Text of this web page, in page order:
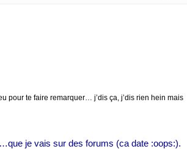
pour te faire remarquer… j’dis ça, j’dis rien hein mais
je vais sur des forums (ca date :oops:).